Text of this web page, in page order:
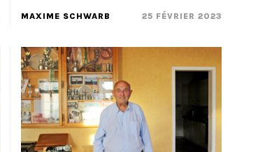
MAXIME SCHWARB 25 FÉVRIER 2023